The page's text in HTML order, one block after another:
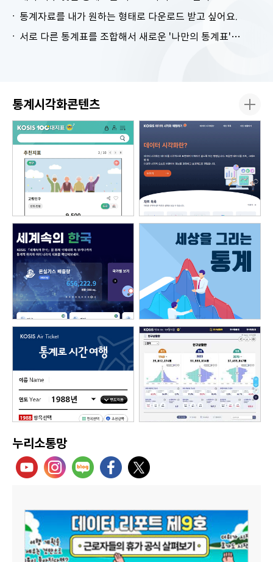
통계자료를 내가 원하는 형태로 다운로드 받고 싶어요.
서로 다른 통계표를 조합해서 새로운 '나만의 통계표'를 만들고 싶어요.
통계시각화콘텐츠
누리소통망